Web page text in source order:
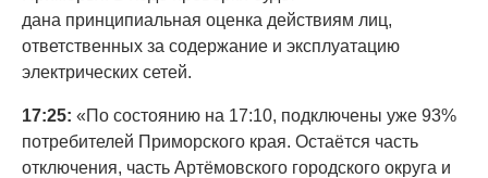
дана принципиальная оценка действиям лиц,
ответственных за содержание и эксплуатацию
электрических сетей.
17:25: «По состоянию на 17:10, подключены уже 93%
потребителей Приморского края. Остаётся часть
отключения, часть Артёмовского городского округа и